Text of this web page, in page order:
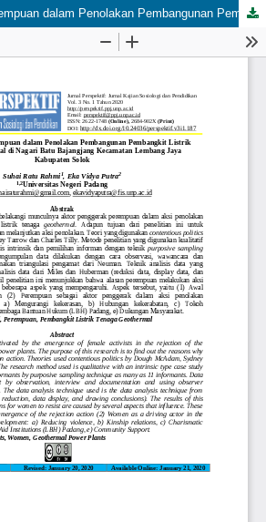
Gerakan Sosial Perempuan dalam Penolakan Pembangunan Pembangkit Listrik Tenaga Geothermal di Nagari Batu Bajangjang Kecamatan Lembang Jaya Kabupaten Solok